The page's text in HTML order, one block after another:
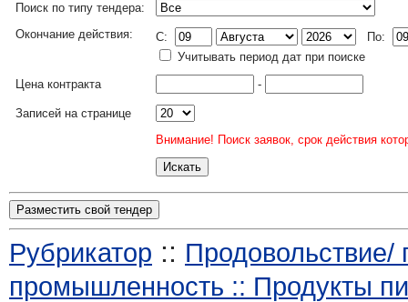
Поиск по типу тендера:
Окончание действия:
C:
По:
Учитывать период дат при поиске
Цена контракта
-
Записей на странице
Внимание! Поиск заявок, срок действия
Разместить свой тендер
Рубрикатор :: Продовольствие/
промышленность :: Продукты